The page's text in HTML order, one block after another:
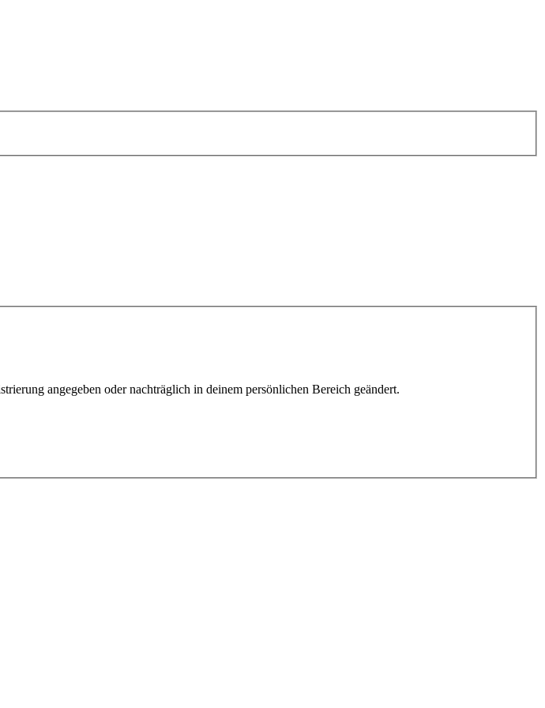
angegeben oder nachträglich in deinem persönlichen Bereich geändert.